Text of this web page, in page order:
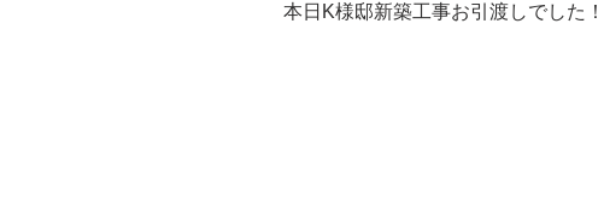
本日K様邸新築工事お引渡しでした！